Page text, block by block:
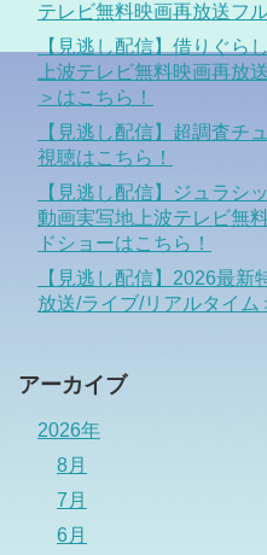
テレビ無料映画再放送フ
【見逃し配信】借りぐら
上波テレビ無料映画再放
＞はこちら！
【見逃し配信】超調査チ
視聴はこちら！
【見逃し配信】ジュラシ
動画実写地上波テレビ無
ドショーはこちら！
【見逃し配信】2026最
放送/ライブ/リアルタイム
アーカイブ
2026年
8月
7月
6月